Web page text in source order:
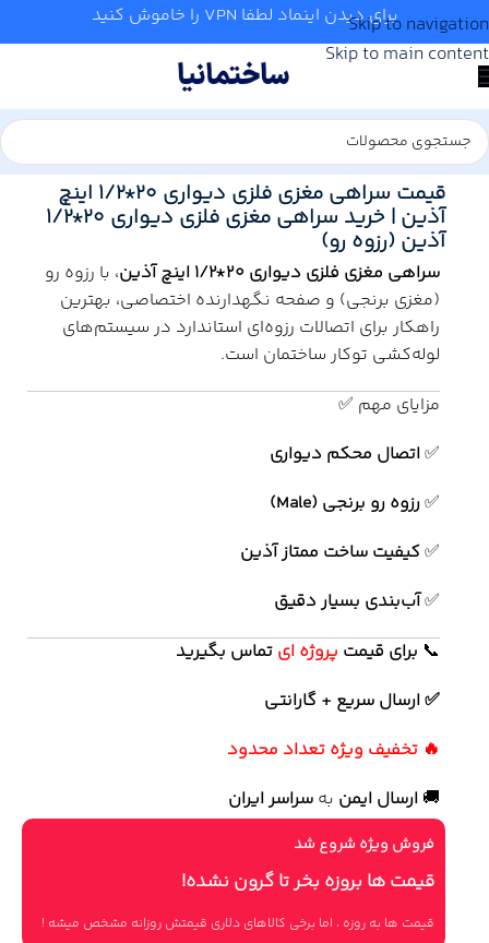
Skip to navigation
Skip to main content
برای دیدن اینماد لطفا VPN را خاموش کنید
آب و تاسیسات
قیمت سراهی مغزی فلزی دیواری 20*1/2 اینچ
آذین | خرید سراهی مغزی فلزی دیواری 20*1/2
آذین (رزوه رو)
سراهی مغزی فلزی دیواری 20*1/2 اینچ آذین
، با رزوه رو
(مغزی برنجی) و صفحه نگهدارنده اختصاصی، بهترین
راهکار برای اتصالات رزوه‌ای استاندارد در سیستم‌های
لوله‌کشی توکار ساختمان است.
مزایای مهم ✅
✅اتصال محکم دیواری
✅رزوه رو برنجی (Male)
✅کیفیت ساخت ممتاز آذین
✅آب‌بندی بسیار دقیق
📞 برای قیمت پروژه ای تماس بگیرید
✅ ارسال سریع + گارانتی
🔥 تخفیف ویژه تعداد محدود
🚚 ارسال ایمن به سراسر ایران
فروش ویژه شروع شد
قیمت ها بروزه بخر تا گرون نشده!
قیمت ها به روزه ، اما برخی کالاهای دلاری قیمتش روزانه مشخص میشه !